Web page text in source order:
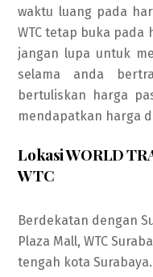
waktu luang pada
WTC tetap buka pada
jangan lupa untuk
selama anda
bertuliskan harga
mendapatkan harga
Lokasi WORLD
WTC
Berdekatan dengan
Plaza Mall, WTC
tengah kota Surabaya.